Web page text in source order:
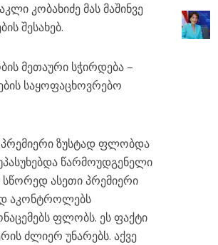
კობახიძე მას მაშინვე
შესახებ.
მეთაური სჭირდება –
საყოფაცხოვრებო
ზუსტად ფლობდა
წარმოუდგენელი
სწორედ ასეთი პრემიერი
აკონტროლებს
ფლობს. ეს ფაქტი
ძლიერ უნარებს. აქვე